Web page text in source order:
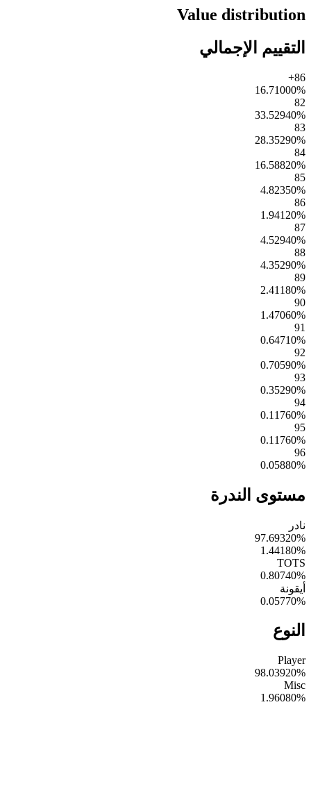
Value distribution
التقييم الإجمالي
86+
16.71000%
82
33.52940%
83
28.35290%
84
16.58820%
85
4.82350%
86
1.94120%
87
4.52940%
88
4.35290%
89
2.41180%
90
1.47060%
91
0.64710%
92
0.70590%
93
0.35290%
94
0.11760%
95
0.11760%
96
0.05880%
مستوى الندرة
نادر
97.69320%
1.44180%
TOTS
0.80740%
أيقونة
0.05770%
النوع
Player
98.03920%
Misc
1.96080%